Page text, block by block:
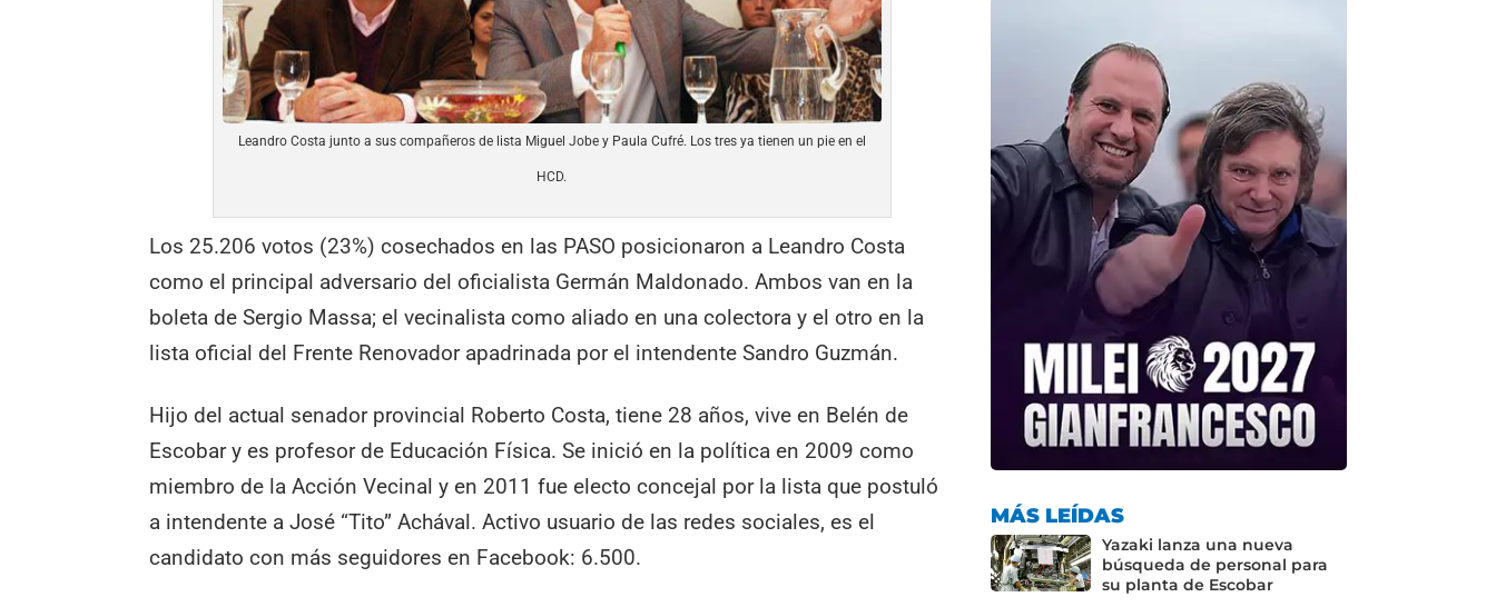
Leandro Costa junto a sus compañeros de lista Miguel Jobe y Paula Cufré. Los tres ya tienen un pie en el
HCD.
Los 25.206 votos (23%) cosechados en las PASO posicionaron a Leandro Costa
como el principal adversario del oficialista Germán Maldonado. Ambos van en la
boleta de Sergio Massa; el vecinalista como aliado en una colectora y el otro en la
lista oficial del Frente Renovador apadrinada por el intendente Sandro Guzmán.
Hijo del actual senador provincial Roberto Costa, tiene 28 años, vive en Belén de
Escobar y es profesor de Educación Física. Se inició en la política en 2009 como
miembro de la Acción Vecinal y en 2011 fue electo concejal por la lista que postuló
a intendente a José “Tito” Achával. Activo usuario de las redes sociales, es el
candidato con más seguidores en Facebook: 6.500.
MÁS LEÍDAS
Yazaki lanza una nueva
búsqueda de personal para
su planta de Escobar